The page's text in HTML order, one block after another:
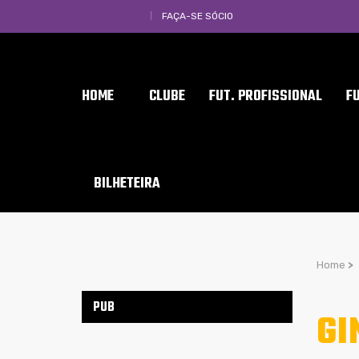
FAÇA-SE SÓCIO
HOME CLUBE FUT. PROFISSIONAL
BILHETEIRA
Home >
PUB